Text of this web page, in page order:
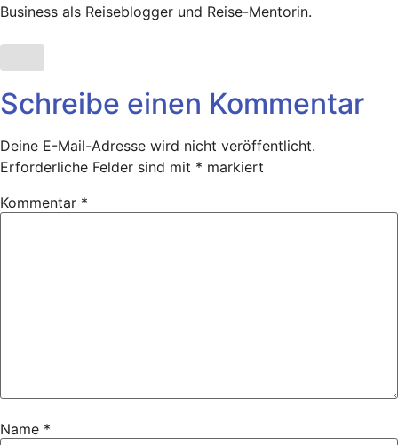
Business als Reiseblogger und Reise-Mentorin.
Schreibe einen Kommentar
Deine E-Mail-Adresse wird nicht veröffentlicht.
Erforderliche Felder sind mit * markiert
Kommentar *
Name *